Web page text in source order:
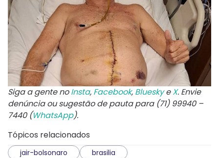
Siga a gente noInsta, Facebook, BlueskyeX. Envie
denúncia ou sugestão de pauta para (71) 99940 –
7440 (WhatsApp).
Tópicos relacionados
jair-bolsonaro brasilia